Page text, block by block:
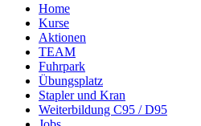
Home
Kurse
Aktionen
TEAM
Fuhrpark
Übungsplatz
Stapler und Kran
Weiterbildung C95 / D95